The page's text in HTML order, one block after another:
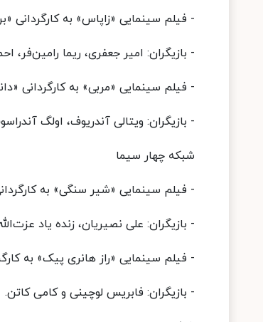
- فیلم سینمایی «زاپاس» به کارگردانی «برزو نیک‌نژاد»،
- بازیگران: امیر جعفری، ریما رامین‌فر،
- فیلم سینمایی «مربی» به کارگردانی «دانیلا
- بازیگران: ویتالی آندریوف، اولگ
شبکه چهار سیما
- فیلم سینمایی «شیر سنگی» به کارگردانی «مسعود
- بازیگران: علی نصیریان، زنده یاد
- فیلم سینمایی «راز هانری پیک» به کارگردانی «رمی
- بازیگران: فابریس لوچینی و کامی کاتن.